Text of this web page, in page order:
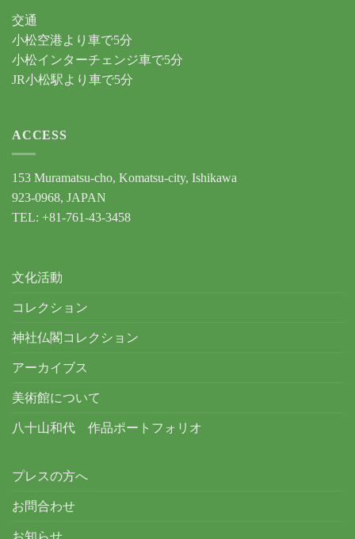
交通
小松空港より車で5分
小松インターチェンジ車で5分
JR小松駅より車で5分
ACCESS
153 Muramatsu-cho, Komatsu-city, Ishikawa
923-0968, JAPAN
TEL: +81-761-43-3458
文化活動
コレクション
神社仏閣コレクション
アーカイブス
美術館について
八十山和代 作品ポートフォリオ
プレスの方へ
お問合わせ
お知らせ